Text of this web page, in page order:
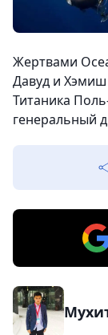
Жертвами
Давуд и Хэмиш
Титаника
генеральный